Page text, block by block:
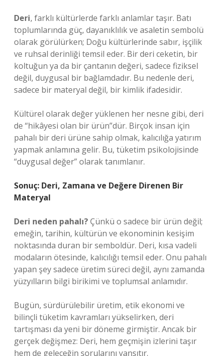
Deri, farklı kültürlerde farklı anlamlar taşır. Batı
toplumlarında güç, dayanıklılık ve asaletin sembolü
olarak görülürken; Doğu kültürlerinde sabır, işçilik
ve ruhsal derinliği temsil eder. Bir deri ceketin, bir
koltuğun ya da bir çantanın değeri, sadece fiziksel
değil, duygusal bir bağlamdadır. Bu nedenle deri,
sadece bir materyal değil, bir kimlik ifadesidir.
Kültürel olarak değer yüklenen her nesne gibi, deri
de “hikâyesi olan bir ürün”dür. Birçok insan için
pahalı bir deri ürüne sahip olmak, kalıcılığa yatırım
yapmak anlamına gelir. Bu, tüketim psikolojisinde
“duygusal değer” olarak tanımlanır.
Sonuç: Deri, Zamana ve Değere Direnen Bir
Materyal
Deri neden pahalı?Çünkü o sadece bir ürün değil;
emeğin, tarihin, kültürün ve ekonominin kesişim
noktasında duran bir semboldür. Deri, kısa vadeli
modaların ötesinde, kalıcılığı temsil eder. Onu pahalı
yapan şey sadece üretim süreci değil, aynı zamanda
yüzyılların bilgi birikimi ve toplumsal anlamıdır.
Bugün, sürdürülebilir üretim, etik ekonomi ve
bilinçli tüketim kavramları yükselirken, deri
tartışması da yeni bir döneme girmiştir. Ancak bir
gerçek değişmez: Deri, hem geçmişin izlerini taşır
hem de geleceğin sorularını yansıtır.